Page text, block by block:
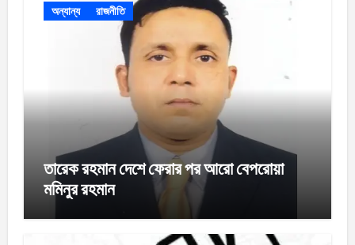
অন্যান্য রাজনীতি
তারেক রহমান দেশে ফেরার পর আরো বেপরোয়া
মমিনুর রহমান